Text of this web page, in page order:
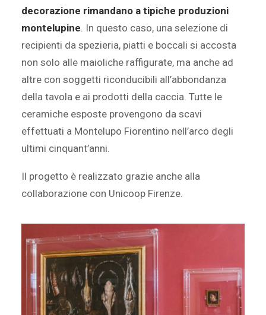
decorazione rimandano a tipiche produzioni
montelupine. In questo caso, una selezione di
recipienti da spezieria, piatti e boccali si accosta
non solo alle maioliche raffigurate, ma anche ad
altre con soggetti riconducibili all’abbondanza
della tavola e ai prodotti della caccia. Tutte le
ceramiche esposte provengono da scavi
effettuati a Montelupo Fiorentino nell’arco degli
ultimi cinquant’anni.
Il progetto è realizzato grazie anche alla
collaborazione con Unicoop Firenze.